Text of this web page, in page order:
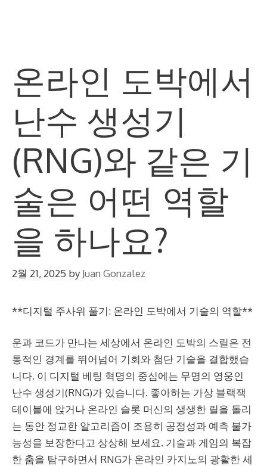
온라인 도박에서
난수 생성기
(RNG)와 같은 기
술은 어떤 역할
을 하나요?
2월 21, 2025 by Juan Gonzalez
**디지털 주사위 풀기: 온라인 도박에서 기술의 역할**
운과 코드가 만나는 세상에서 온라인 도박의 스릴은 전
통적인 경계를 뛰어넘어 기회와 첨단 기술을 결합했습
니다. 이 디지털 베팅 혁명의 중심에는 무명의 영웅인
난수 생성기(RNG)가 있습니다. 좋아하는 가상 블랙잭
테이블에 앉거나 온라인 슬롯 머신의 생생한 릴을 돌리
는 동안 정교한 알고리즘이 조용히 공정성과 예측 불가
능성을 보장한다고 상상해 보세요. 기술과 게임의 복잡
한 춤을 탐구하면서 RNG가 온라인 카지노의 광활한 세